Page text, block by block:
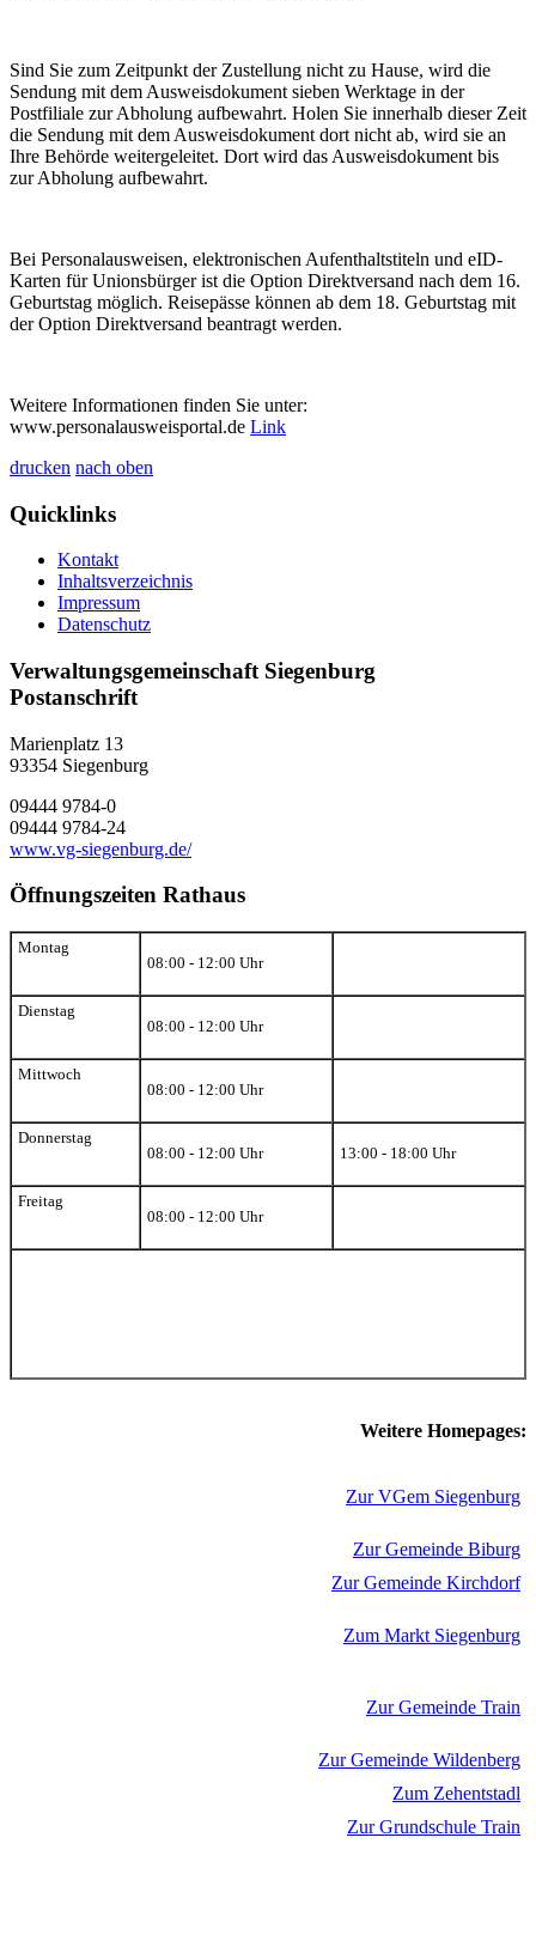
Sind Sie zum Zeitpunkt der Zustellung nicht zu Hause, wird die
Sendung mit dem Ausweisdokument sieben Werktage in der
Postfiliale zur Abholung aufbewahrt. Holen Sie innerhalb dieser Zeit
die Sendung mit dem Ausweisdokument dort nicht ab, wird sie an
Ihre Behörde weitergeleitet. Dort wird das Ausweisdokument bis
zur Abholung aufbewahrt.
Bei Personalausweisen, elektronischen Aufenthaltstiteln und eID-
Karten für Unionsbürger ist die Option Direktversand nach dem 16.
Geburtstag möglich. Reisepässe können ab dem 18. Geburtstag mit
der Option Direktversand beantragt werden.
Weitere Informationen finden Sie unter:
www.personalausweisportal.de Link
drucken nach oben
Quicklinks
Kontakt
Inhaltsverzeichnis
Impressum
Datenschutz
Verwaltungsgemeinschaft Siegenburg
Postanschrift
Marienplatz 13
93354 Siegenburg
09444 9784-0
09444 9784-24
www.vg-siegenburg.de/
Öffnungszeiten Rathaus
Montag
08:00 - 12:00 Uhr
Dienstag
08:00 - 12:00 Uhr
Mittwoch
08:00 - 12:00 Uhr
Donnerstag
08:00 - 12:00 Uhr
13:00 - 18:00 Uhr
Freitag
08:00 - 12:00 Uhr
Weitere Homepages:
Zur VGem Siegenburg
Zur Gemeinde Biburg
Zur Gemeinde Kirchdorf
Zum Markt Siegenburg
Zur Gemeinde Train
Zur Gemeinde Wildenberg
Zum Zehentstadl
Zur Grundschule Train